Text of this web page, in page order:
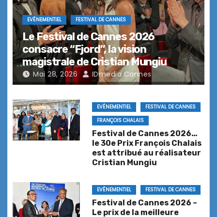
Caffé César, restaurant L’Initial …
Ouvert depuis le 4 juin
Hyde Beach Cannes … la nouvelle
plage du Grand Hôtel Cannes*****
ouvre le 2 juin !
japonaise tendance à NICE
EVÉNEMENTIEL FESTIVAL DE CANNES
Le Festival de Cannes 2026
consacre “Fjord”, la vision
magistrale de Cristian Mungiu
Mai 28, 2026 IDmedia Cannes
EVÉNEMENTIEL
FESTIVAL DE CANNES
FRANÇOIS CHALAIS
Festival de Cannes 2026…
le 30e Prix François Chalais
est attribué au réalisateur
Cristian Mungiu
EVÉNEMENTIEL FESTIVAL DE CANNES
Festival de Cannes 2026 –
Le prix de la meilleure